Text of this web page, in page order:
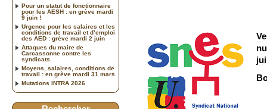
Pour un statut de fonctionnaire
pour les AESH : en grève mardi
9 juin !
Urgence pour les salaires et les
conditions de travail et d’emploi
des AED : grève mardi 2 juin
Attaques du maire de
Carcassonne contre les
syndicats
Moyens, salaires, conditions de
travail : en grève mardi 31 mars
Mutations INTRA 2026